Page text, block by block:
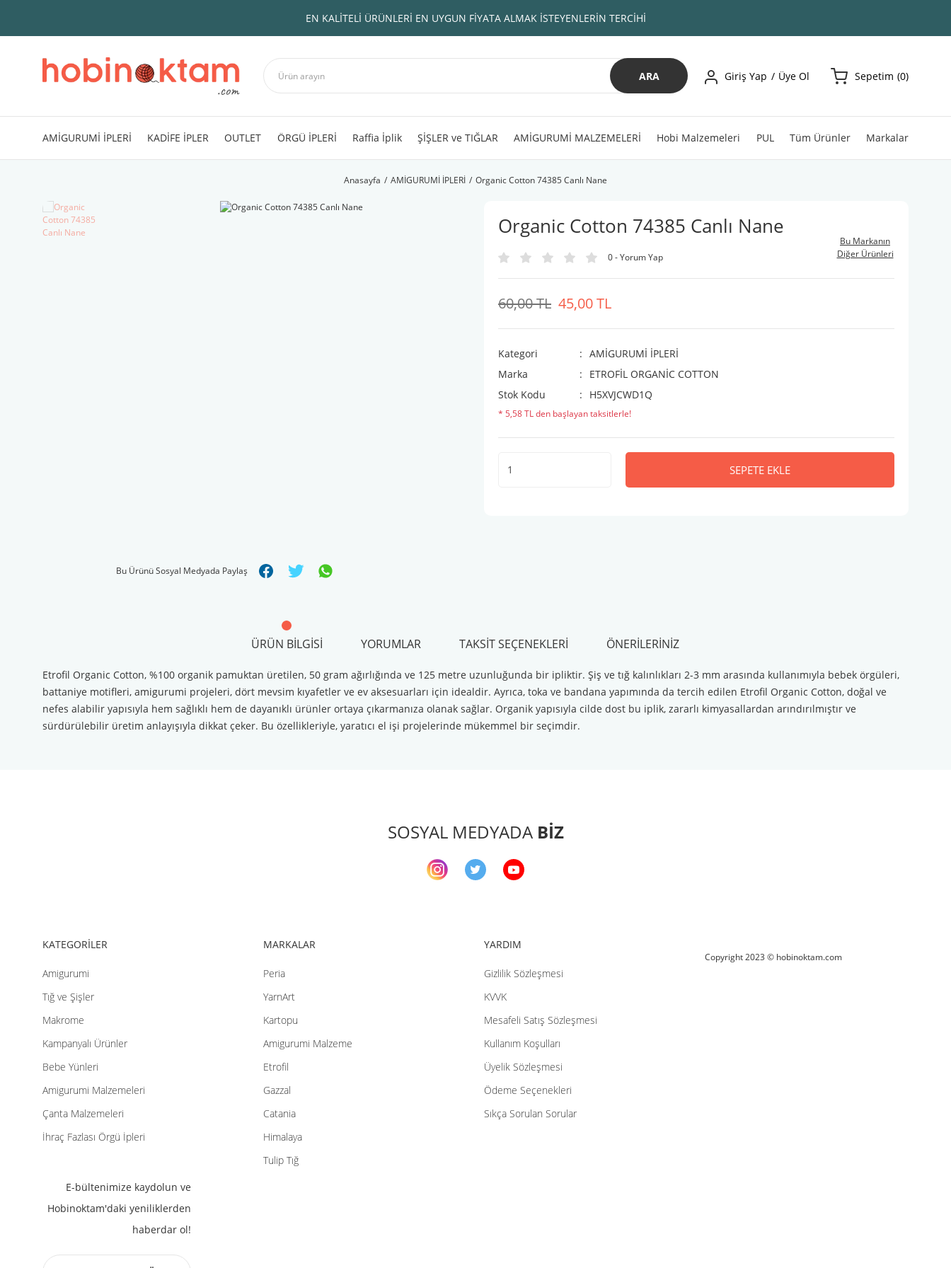
EN KALİTELİ ÜRÜNLERİ EN UYGUN FİYATA ALMAK İSTEYENLERİN TERCİHİ
ARA Giriş Yap Üye Ol Sepetim 0
AMİGURUMİ İPLERİ KADİFE İPLER OUTLET ÖRGÜ İPLERİ Raffia İplik ŞİŞLER ve TIĞLAR AMİGURUMİ MALZEMELERİ Hobi Malzemeleri PUL Tüm Ürünler Markalar
Anasayfa AMİGURUMİ İPLERİ Organic Cotton 74385 Canlı Nane
Bu Ürünü Sosyal Medyada Paylaş
Organic Cotton 74385 Canlı Nane
0 - Yorum Yap
Bu Markanın
Diğer Ürünleri
45,00 TL
60,00 TL
Kategori
AMİGURUMİ İPLERİ
Marka
ETROFİL ORGANİC COTTON
Stok Kodu
H5XVJCWD1Q
* 5,58 TL den başlayan taksitlerle!
SEPETE EKLE
ÜRÜN BILGISI YORUMLAR TAKSIT SEÇENEKLERI ÖNERILERINIZ
Etrofil Organic Cotton, %100 organik pamuktan üretilen, 50 gram ağırlığında ve 125 metre uzunluğunda bir ipliktir. Şiş ve tığ kalınlıkları 2-3 mm arasında kullanımıyla bebek örgüleri,
battaniye motifleri, amigurumi projeleri, dört mevsim kıyafetler ve ev aksesuarları için idealdir. Ayrıca, toka ve bandana yapımında da tercih edilen Etrofil Organic Cotton, doğal ve
nefes alabilir yapısıyla hem sağlıklı hem de dayanıklı ürünler ortaya çıkarmanıza olanak sağlar. Organik yapısıyla cilde dost bu iplik, zararlı kimyasallardan arındırılmıştır ve
sürdürülebilir üretim anlayışıyla dikkat çeker. Bu özellikleriyle, yaratıcı el işi projelerinde mükemmel bir seçimdir.
Gönder
SOSYAL MEDYADA BİZ
KATEGORİLER
Amigurumi
Tığ ve Şişler
Makrome
Kampanyalı Ürünler
Bebe Yünleri
Amigurumi Malzemeleri
Çanta Malzemeleri
İhraç Fazlası Örgü İpleri
MARKALAR
Peria
YarnArt
Kartopu
Amigurumi Malzeme
Etrofil
Gazzal
Catania
Himalaya
Tulip Tığ
YARDIM
Gizlilik Sözleşmesi
KVVK
Mesafeli Satış Sözleşmesi
Kullanım Koşulları
Üyelik Sözleşmesi
Ödeme Seçenekleri
Sıkça Sorulan Sorular
E-bültenimize kaydolun ve
Hobinoktam'daki yeniliklerden
haberdar ol!
Copyright 2023 © hobinoktam.com